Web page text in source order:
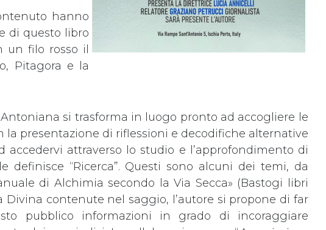
hanno
di questo libro
un filo rosso il
Pitagora e la
si trasforma in luogo pronto ad accogliere le
presentazione di riflessioni e decodifiche alternative
attraverso lo studio e l’approfondimento di
definisce “Ricerca”. Questi sono alcuni dei temi, da
di Alchimia secondo la Via Secca» (Bastogi libri
Divina contenute nel saggio, l’autore si propone di far
pubblico informazioni in grado di incoraggiare